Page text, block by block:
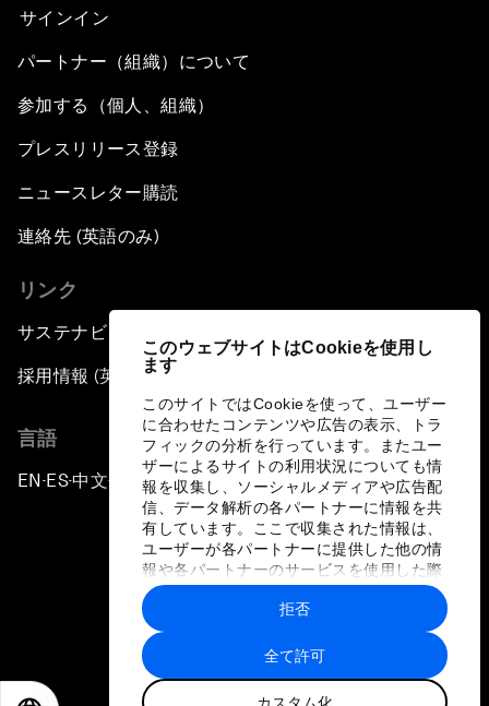
このウェブサイトはCookieを使用し
ます
このサイトではCookieを使って、ユーザー
に合わせたコンテンツや広告の表示、トラ
フィックの分析を行っています。またユー
ザーによるサイトの利用状況についても情
報を収集し、ソーシャルメディアや広告配
信、データ解析の各パートナーに情報を共
有しています。ここで収集された情報は、
ユーザーが各パートナーに提供した他の情
報や各パートナーのサービスを使用した際
に収集された情報と組み合わされ、各パー
トナーによって使用されることがありま
す。
全て許可
カスタム化
拒否
サインイン
パートナー（組織）について
参加する（個人、組織）
プレスリリース登録
ニュースレター購読
連絡先 (英語のみ)
リンク
サステナビリティへの取り組み
採用情報 (英語のみ)
言語
EN ▪ ES▪中文▪ 日本語
プライバシーポリシーと利用規約
サイトマップ